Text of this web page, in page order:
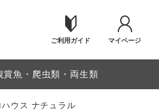
ご利用ガイド マイページ
賞魚・爬虫類・両生類
ウス ナチュラル